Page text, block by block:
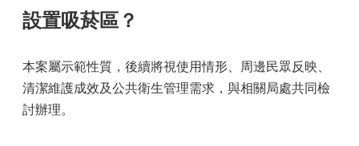
設置吸菸區？
本案屬示範性質，後續將視使用情形、周邊民眾反映、
清潔維護成效及公共衛生管理需求，與相關局處共同檢
討辦理。